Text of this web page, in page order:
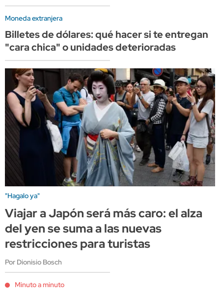
Moneda extranjera
Billetes de dólares: qué hacer si te entregan
"cara chica" o unidades deterioradas
"Hagalo ya"
Viajar a Japón será más caro: el alza
del yen se suma a las nuevas
restricciones para turistas
Por Dionisio Bosch
Minuto a minuto